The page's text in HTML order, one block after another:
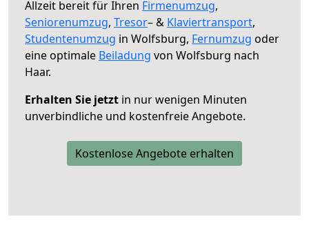
Allzeit bereit für Ihren Firmenumzug,
Seniorenumzug, Tresor– & Klaviertransport,
Studentenumzug in Wolfsburg, Fernumzug oder
eine optimale Beiladung von Wolfsburg nach
Haar.
Erhalten Sie jetzt in nur wenigen Minuten
unverbindliche und kostenfreie Angebote.
Kostenlose Angebote erhalten